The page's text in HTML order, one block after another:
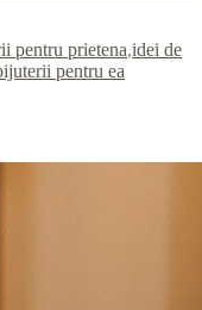
pentru prietena,idei de
pentru ea